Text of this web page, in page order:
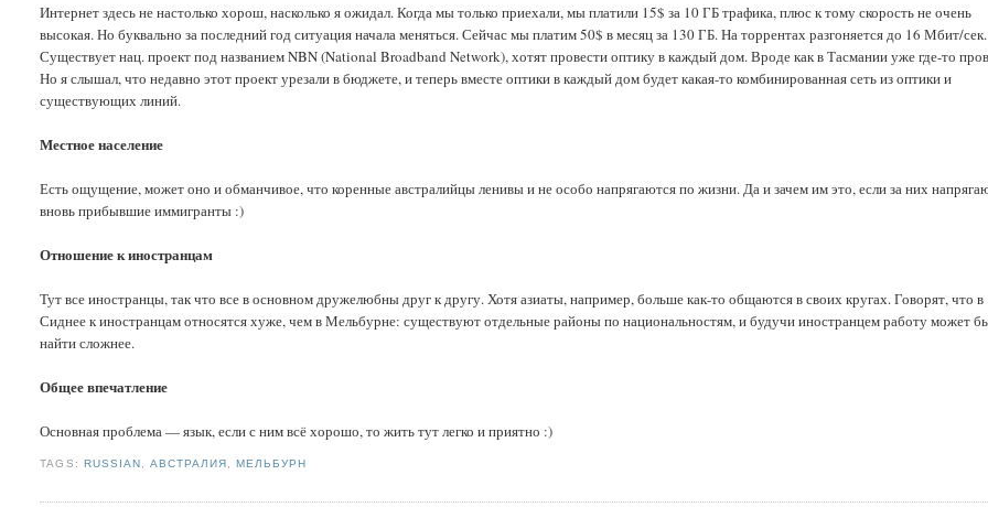
Интернет здесь не настолько хорош, насколько я ожидал. Когда мы только приехали, мы платили 15$ за 10 ГБ трафика, плюс к тому скорость не очень
высокая. Но буквально за последний год ситуация начала меняться. Сейчас мы платим 50$ в месяц за 130 ГБ. На торрентах разгоняется до 16 Мбит/сек.
Существует нац. проект под названием NBN (National Broadband Network), хотят провести оптику в каждый дом. Вроде как в Тасмании уже где-то
Но я слышал, что недавно этот проект урезали в бюджете, и теперь вместе оптики в каждый дом будет какая-то комбинированная сеть из оптики и
существующих линий.
Местное население
Есть ощущение, может оно и обманчивое, что коренные австралийцы ленивы и не особо напрягаются по жизни. Да и зачем им это, если за них
вновь прибывшие иммигранты :)
Отношение к иностранцам
Тут все иностранцы, так что все в основном дружелюбны друг к другу. Хотя азиаты, например, больше как-то общаются в своих кругах. Говорят, что в
Сиднее к иностранцам относятся хуже, чем в Мельбурне: существуют отдельные районы по национальностям, и будучи иностранцем работу может
найти сложнее.
Общее впечатление
Основная проблема — язык, если с ним всё хорошо, то жить тут легко и приятно :)
TAGS: RUSSIAN АВСТРАЛИЯ МЕЛЬБУРН